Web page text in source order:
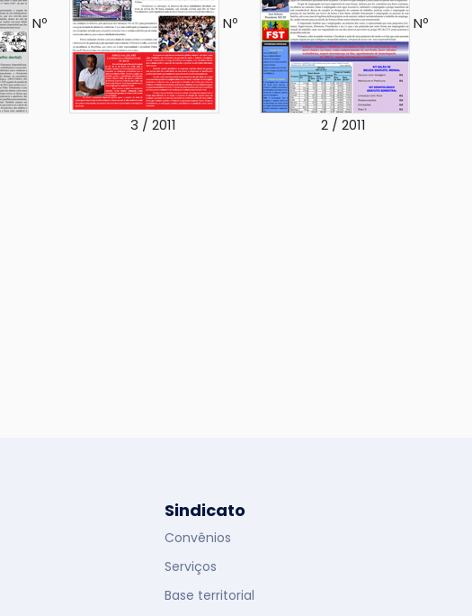
Nº Nº
3 / 2011
Nº
2 / 2011
Sindicato
Convênios
Serviços
Base territorial